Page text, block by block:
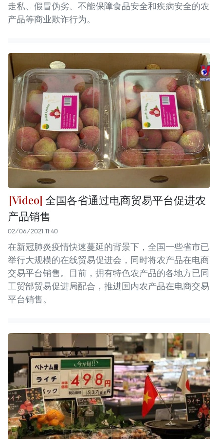
走私、假冒伪劣、不能保障食品安全和疾病安全的农
产品等商业欺诈行为。
全国各省通过电商贸易平台促进农
产品销售
02/06/2021 11:40
在新冠肺炎疫情快速蔓延的背景下，全国一些省市已
举行大规模的在线贸易促进会，同时将农产品在电商
交易平台销售。目前，拥有特色农产品的各地方已同
工贸部贸易促进局配合，推进国内农产品在电商交易
平台销售。